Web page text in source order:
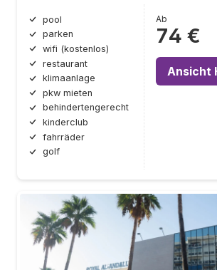
pool
parken
wifi (kostenlos)
restaurant
klimaanlage
pkw mieten
behindertengerecht
kinderclub
fahrräder
golf
Ab
74 €
Ansicht